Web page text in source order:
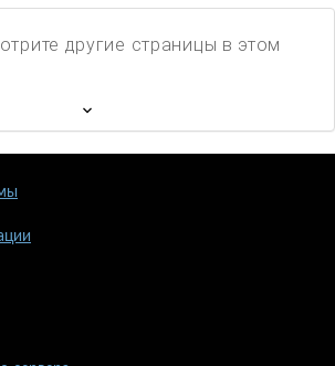
другие страницы в этом